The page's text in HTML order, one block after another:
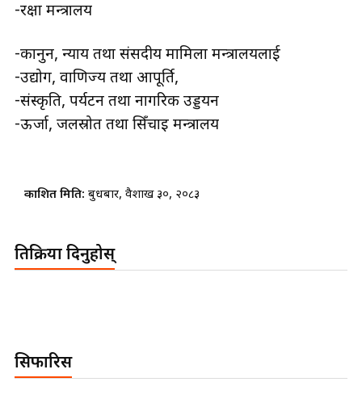
-रक्षा मन्त्रालय
-कानुन, न्याय तथा संसदीय मामिला मन्त्रालयलाई
-उद्योग, वाणिज्य तथा आपूर्ति,
-संस्कृति, पर्यटन तथा नागरिक उड्डयन
-ऊर्जा, जलस्रोत तथा सिँचाइ मन्त्रालय
प्रकाशित मिति: बुधबार, वैशाख ३०, २०८३
प्रतिक्रिया दिनुहोस्
सिफारिस